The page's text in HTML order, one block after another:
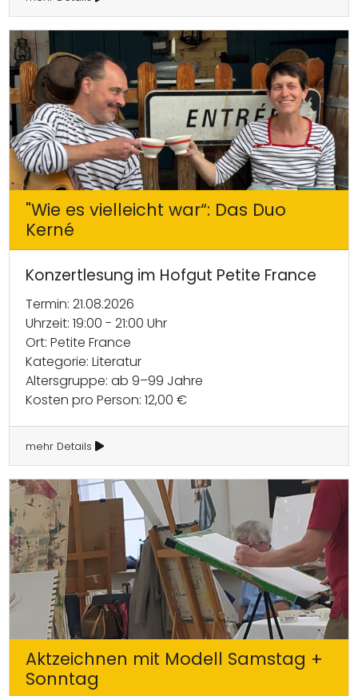
"Wie es vielleicht war“: Das Duo
Kerné
Konzertlesung im Hofgut Petite France
Termin: 21.08.2026
Uhrzeit: 19:00 - 21:00 Uhr
Ort: Petite France
Kategorie: Literatur
Altersgruppe: ab 9–99 Jahre
Kosten pro Person: 12,00 €
mehr Details
Aktzeichnen mit Modell Samstag +
Sonntag